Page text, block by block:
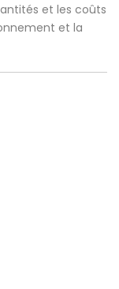
et les coûts
et la